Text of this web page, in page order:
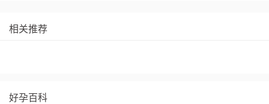
相关推荐
好孕百科